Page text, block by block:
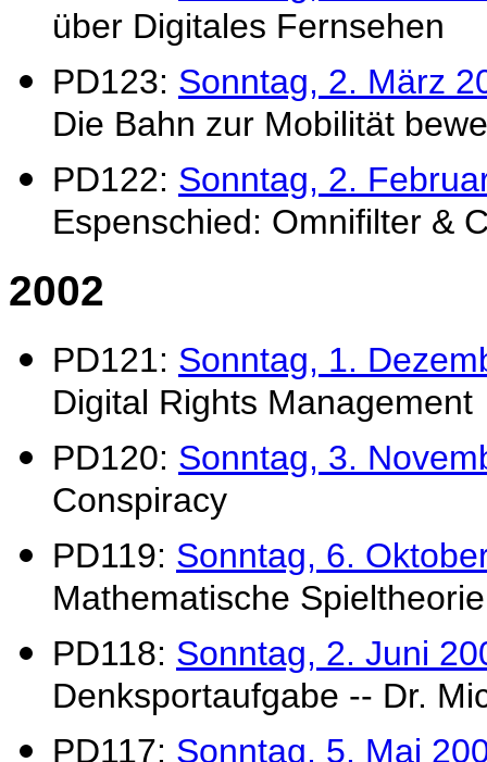
über Digitales Fernsehen
PD123: Sonntag, 2. März
Die Bahn zur Mobilität
PD122: Sonntag, 2.
Espenschied: Omnifilter &
2002
PD121: Sonntag, 1.
Digital Rights Management
PD120: Sonntag, 3.
Conspiracy
PD119: Sonntag, 6.
Mathematische
PD118: Sonntag, 2. Juni
Denksportaufgabe -- Dr.
PD117: Sonntag, 5. Mai